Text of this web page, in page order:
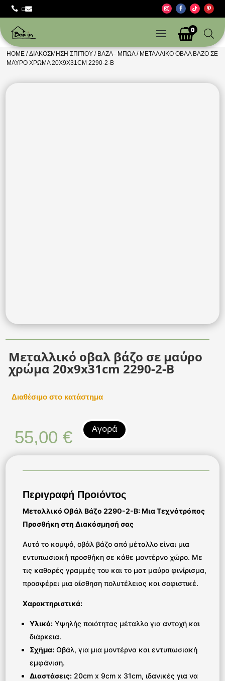
 
0
HOME /ΔΙΑΚΌΣΜΗΣΗ ΣΠΙΤΙΟΎ / ΒΆΖΑ - ΜΠΩΛ/ ΜΕΤΑΛΛΙΚΌ ΟΒΑΛ ΒΆΖΟ ΣΕ
ΜΑΎΡΟ ΧΡΏΜΑ 20X9X31CM 2290-2-B
Μεταλλικό οβαλ βάζο σε μαύρο
χρώμα 20x9x31cm 2290-2-B
Διαθέσιμο στο κατάστημα
55,00€ Αγορά
Περιγραφή Προιόντος
Μεταλλικό Οβάλ Βάζο 2290-2-B: Μια Τεχνότρόπος
Προσθήκη στη Διακόσμησή σας
Αυτό το κομψό, οβάλ βάζο από μέταλλο είναι μια
εντυπωσιακή προσθήκη σε κάθε μοντέρνο χώρο. Με
τις καθαρές γραμμές του και το ματ μαύρο φινίρισμα,
προσφέρει μια αίσθηση πολυτέλειας και σοφιστικέ.
Χαρακτηριστικά:
Υλικό: Υψηλής ποιότητας μέταλλο για αντοχή και
διάρκεια.
Σχήμα: Οβάλ, για μια μοντέρνα και εντυπωσιακή
εμφάνιση.
Διαστάσεις: 20cm x 9cm x 31cm, ιδανικές για να